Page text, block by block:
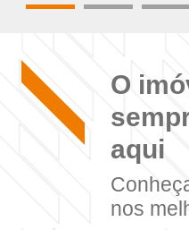
O
aqui
nos